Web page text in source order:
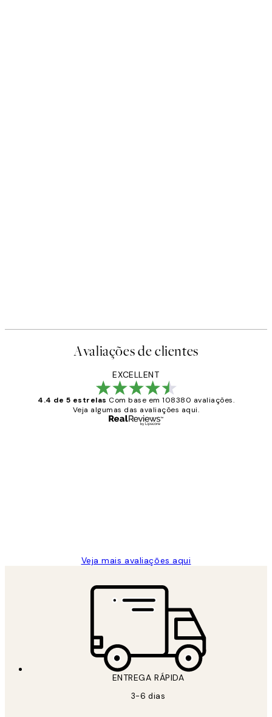
Avaliações de clientes
EXCELLENT
4.4 de 5 estrelas Com base em 108380 avaliações.
Veja algumas das avaliações aqui.
Veja mais avaliações aqui
ENTREGA RÁPIDA
3-6 dias